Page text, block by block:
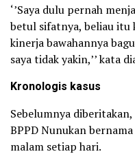
‘’Saya dulu pernah
betul sifatnya, beliau itu
kinerja bawahannya
saya tidak yakin,’’ kata
Kronologis kasus
Sebelumnya
BPPD Nunukan
malam setiap hari.